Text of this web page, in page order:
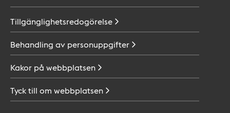
Tillgänglighetsredogörelse
Behandling av personuppgifter
Kakor på webbplatsen
Tyck till om webbplatsen